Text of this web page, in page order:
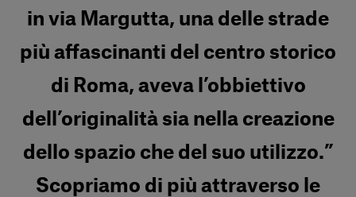
in via Margutta, una delle strade
più affascinanti del centro storico
di Roma, aveva l’obbiettivo
dell’originalità sia nella creazione
dello spazio che del suo utilizzo.”
Scopriamo di più attraverso le